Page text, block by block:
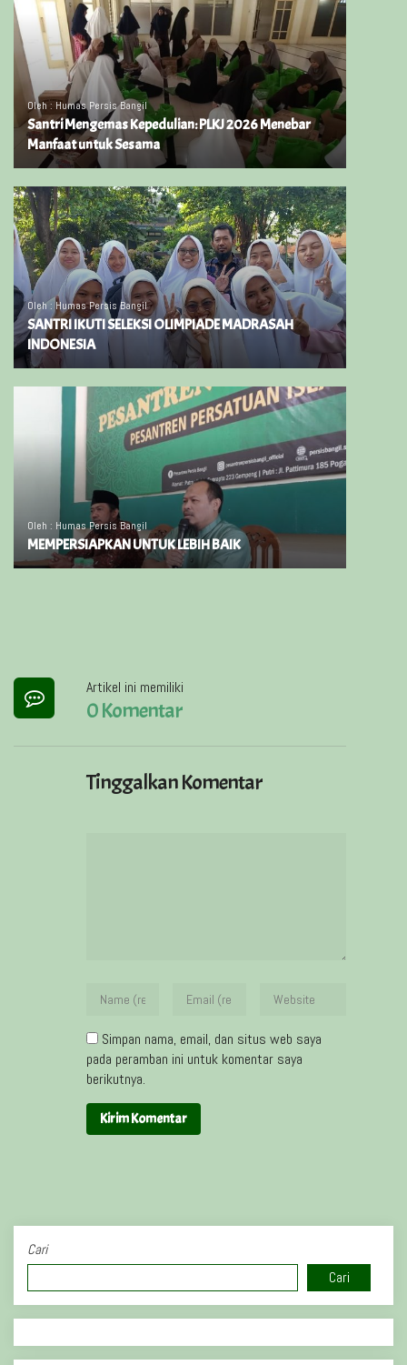
Oleh : Humas Persis Bangil
Santri Mengemas Kepedulian: PLKJ 2026 Menebar
Manfaat untuk Sesama
Oleh : Humas Persis Bangil
SANTRI IKUTI SELEKSI OLIMPIADE MADRASAH
INDONESIA
Oleh : Humas Persis Bangil
MEMPERSIAPKAN UNTUK LEBIH BAIK
Artikel ini memiliki
0 Komentar
Tinggalkan Komentar
Simpan nama, email, dan situs web saya
pada peramban ini untuk komentar saya
berikutnya.
Cari
Cari